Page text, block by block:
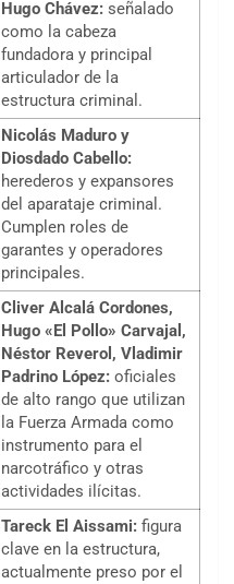
Hugo Chávez: señalado
como la cabeza
fundadora y principal
articulador de la
estructura criminal.
Nicolás Maduro y
Diosdado Cabello:
herederos y expansores
del aparataje criminal.
Cumplen roles de
garantes y operadores
principales.
Cliver Alcalá Cordones,
Hugo «El Pollo» Carvajal,
Néstor Reverol, Vladimir
Padrino López: oficiales
de alto rango que utilizan
la Fuerza Armada como
instrumento para el
narcotráfico y otras
actividades ilícitas.
Tareck El Aissami: figura
clave en la estructura,
actualmente preso por el